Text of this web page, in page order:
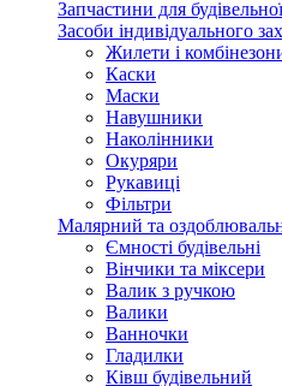
Запчастини для
Засоби індивідуального
Жилети і
Каски
Маски
Навушники
Наколінники
Окуряри
Рукавиці
Фільтри
Малярний та
Ємності будівельні
Вінчики та міксери
Валик з ручкою
Валики
Ванночки
Гладилки
Ківш будівельний